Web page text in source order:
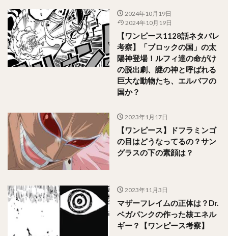
2024年10月19日
2024年10月19日
【ワンピース1128話ネタバレ
考察】「ブロックの国」の太
陽神登場！ルフィ達の命がけ
の脱出劇、謎の神と呼ばれる
巨大な動物たち、エルバフの
国か？
2023年1月17日
【ワンピース】ドフラミンゴ
の目はどうなってるの？サン
グラスの下の素顔は？
2023年11月3日
マザーフレイムの正体は？Dr.
ベガパンクの作った核エネル
ギー？【ワンピース考察】